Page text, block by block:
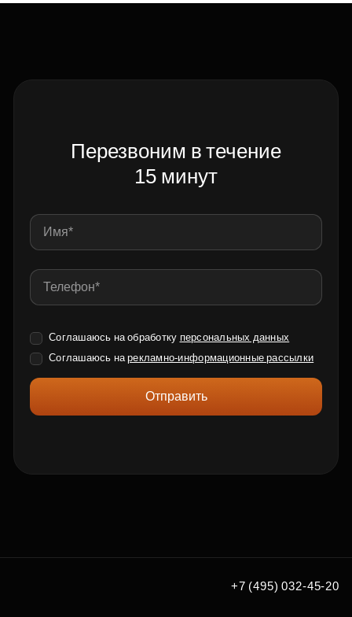
Перезвоним в течение
15 минут
Соглашаюсь на обработку персональных данных
Соглашаюсь нарекламно-информационные рассылки
Отправить
+7 (495) 032-45-20